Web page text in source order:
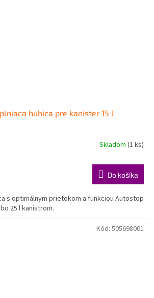
hubica pre kanister 15 l
Skladom (1 ks)
Do košíka
s optimálnym prietokom a funkciou Autostop
25 l kanistrom.
Kód: 505698001